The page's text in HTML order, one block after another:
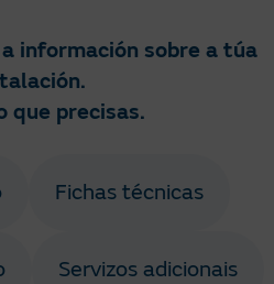
información sobre a túa
que precisas.
Fichas técnicas
Servizos adicionais